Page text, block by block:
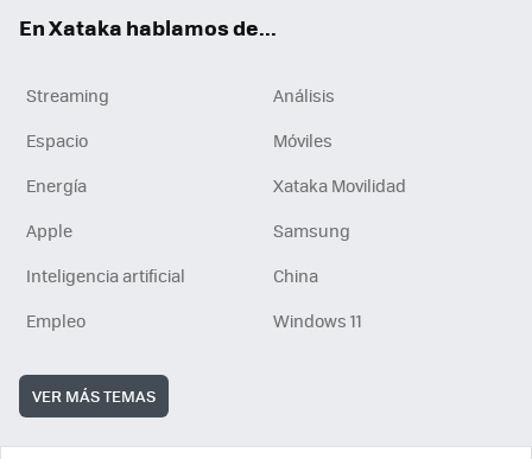
En Xataka hablamos de...
Streaming
Análisis
Espacio
Móviles
Energía
Xataka Movilidad
Apple
Samsung
Inteligencia artificial
China
Empleo
Windows 11
VER MÁS TEMAS